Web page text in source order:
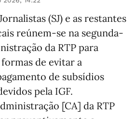
(SJ) e as restantes
reúnem-se na segunda-
da RTP para
de evitar a
de subsídios
pela IGF.
[CA] da RTP